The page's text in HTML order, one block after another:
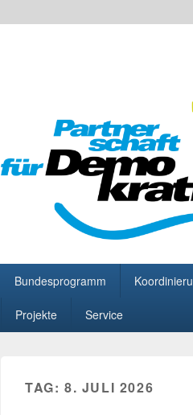
Bundesprogramm
Projekte Service
TAG: 8. JULI 2026